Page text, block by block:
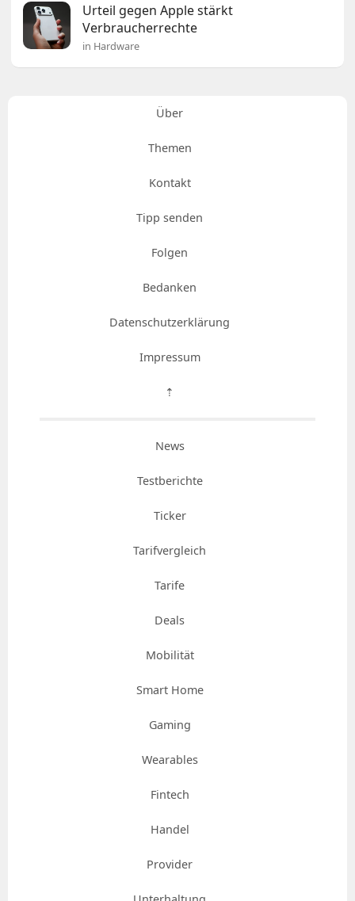
Urteil gegen Apple stärkt
Verbraucherrechte
in Hardware
Über
Themen
Kontakt
Tipp senden
Folgen
Bedanken
Datenschutzerklärung
Impressum
⇡
News
Testberichte
Ticker
Tarifvergleich
Tarife
Deals
Mobilität
Smart Home
Gaming
Wearables
Fintech
Handel
Provider